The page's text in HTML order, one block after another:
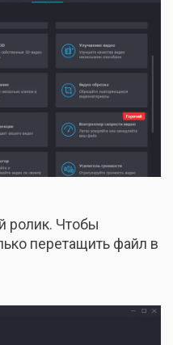
ролик. Чтобы
перетащить файл в